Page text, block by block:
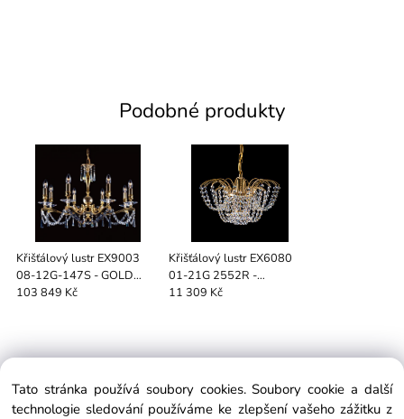
Podobné produkty
Křišťálový lustr EX9003
08-12G-147S - GOLD
EDITION
103 849 Kč
Křišťálový lustr EX6080
01-21G 2552R -
SWAROVSKI SPECTRA -
11 309 Kč
Tato stránka používá soubory cookies. Soubory cookie a další
technologie sledování používáme ke zlepšení vašeho zážitku z